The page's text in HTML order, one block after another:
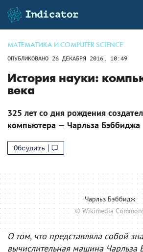
МАТЕМАТИКА И COMPUTER SCIENCE
ОПУБЛИКОВАНО 26 ДЕКАБРЯ 2016, 10:49
История науки:
века
325 лет со дня рождения
компьютера — Чарльза Бэббиджа
Обсудить
Чарльз Бэббидж
© Wikimedia
О том, что представляла собой
вычислительная машина Чарльза